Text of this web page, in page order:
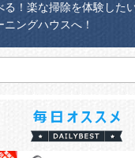
る！楽な掃除を体験した
ングハウスへ！